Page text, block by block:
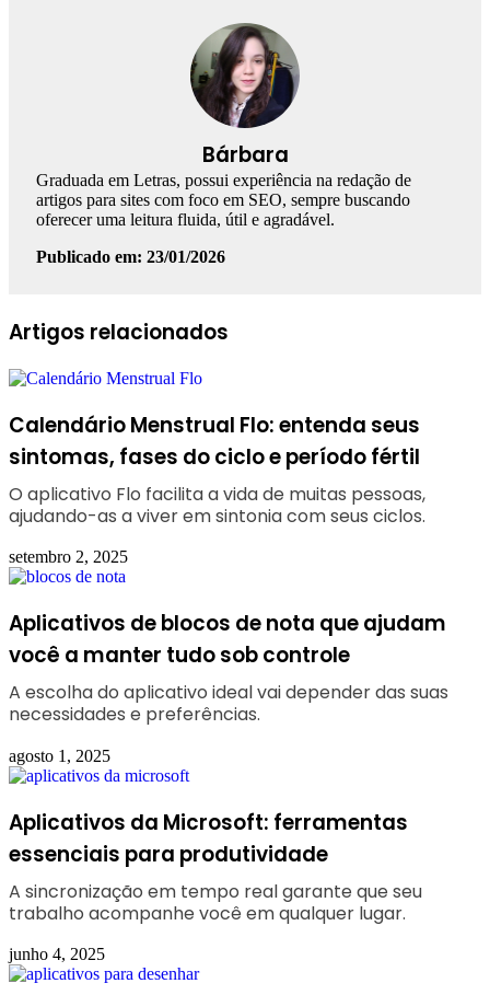
Bárbara
Graduada em Letras, possui experiência na redação de
artigos para sites com foco em SEO, sempre buscando
oferecer uma leitura fluida, útil e agradável.
Publicado em: 23/01/2026
Facebook
Linkedin
WhatsApp
Telegram
Artigos relacionados
Calendário Menstrual Flo: entenda seus
sintomas, fases do ciclo e período fértil
O aplicativo Flo facilita a vida de muitas pessoas,
ajudando-as a viver em sintonia com seus ciclos.
setembro 2, 2025
Aplicativos de blocos de nota que ajudam
você a manter tudo sob controle
A escolha do aplicativo ideal vai depender das suas
necessidades e preferências.
agosto 1, 2025
Aplicativos da Microsoft: ferramentas
essenciais para produtividade
A sincronização em tempo real garante que seu
trabalho acompanhe você em qualquer lugar.
junho 4, 2025